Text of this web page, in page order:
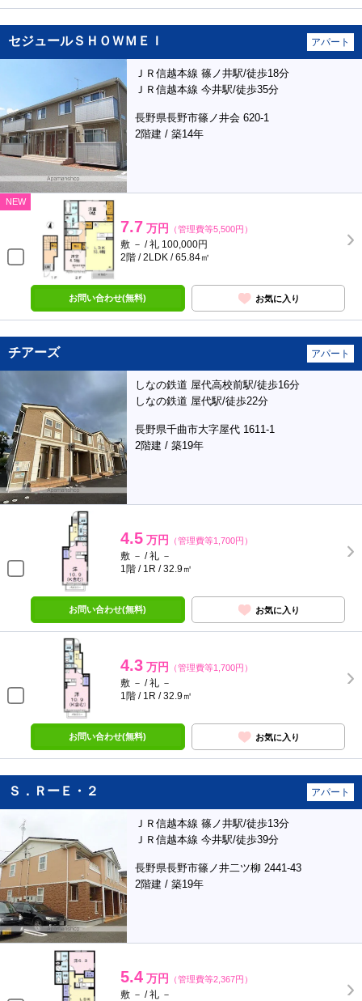
セジュールＳＨＯＷＭＥＩ アパート
ＪＲ信越本線 篠ノ井駅/徒歩18分
ＪＲ信越本線 今井駅/徒歩35分
長野県長野市篠ノ井会 620-1
2階建 / 築14年
NEW
7.7 万円 （管理費等5,500円）
敷 － / 礼 100,000円
2階 / 2LDK / 65.84㎡
お問い合わせ(無料) お気に入り
チアーズ アパート
しなの鉄道 屋代高校前駅/徒歩16分
しなの鉄道 屋代駅/徒歩22分
長野県千曲市大字屋代 1611-1
2階建 / 築19年
4.5 万円 （管理費等1,700円）
敷 － / 礼 －
1階 / 1R / 32.9㎡
お問い合わせ(無料) お気に入り
4.3 万円 （管理費等1,700円）
敷 － / 礼 －
1階 / 1R / 32.9㎡
お問い合わせ(無料) お気に入り
Ｓ．ＲーＥ・２ アパート
ＪＲ信越本線 篠ノ井駅/徒歩13分
ＪＲ信越本線 今井駅/徒歩39分
長野県長野市篠ノ井二ツ柳 2441-43
2階建 / 築19年
5.4 万円 （管理費等2,367円）
敷 － / 礼 －